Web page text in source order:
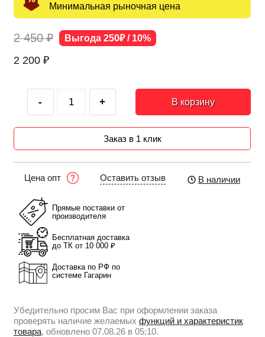
Минимальная рыночная цена
2 450 ₽ Выгода 250₽ / 10%
2 200 ₽
- + В корзину
Заказ в 1 клик
Цена опт Оставить отзыв В наличии
Прямые поставки от
производителя
Бесплатная доставка
до ТК от 10 000 ₽
Доставка по РФ по
системе Гагарин
Убедительно просим Вас при оформлении заказа
проверять наличие желаемых функций и характеристик
товара, обновлено 07.08.26 в 05:10.